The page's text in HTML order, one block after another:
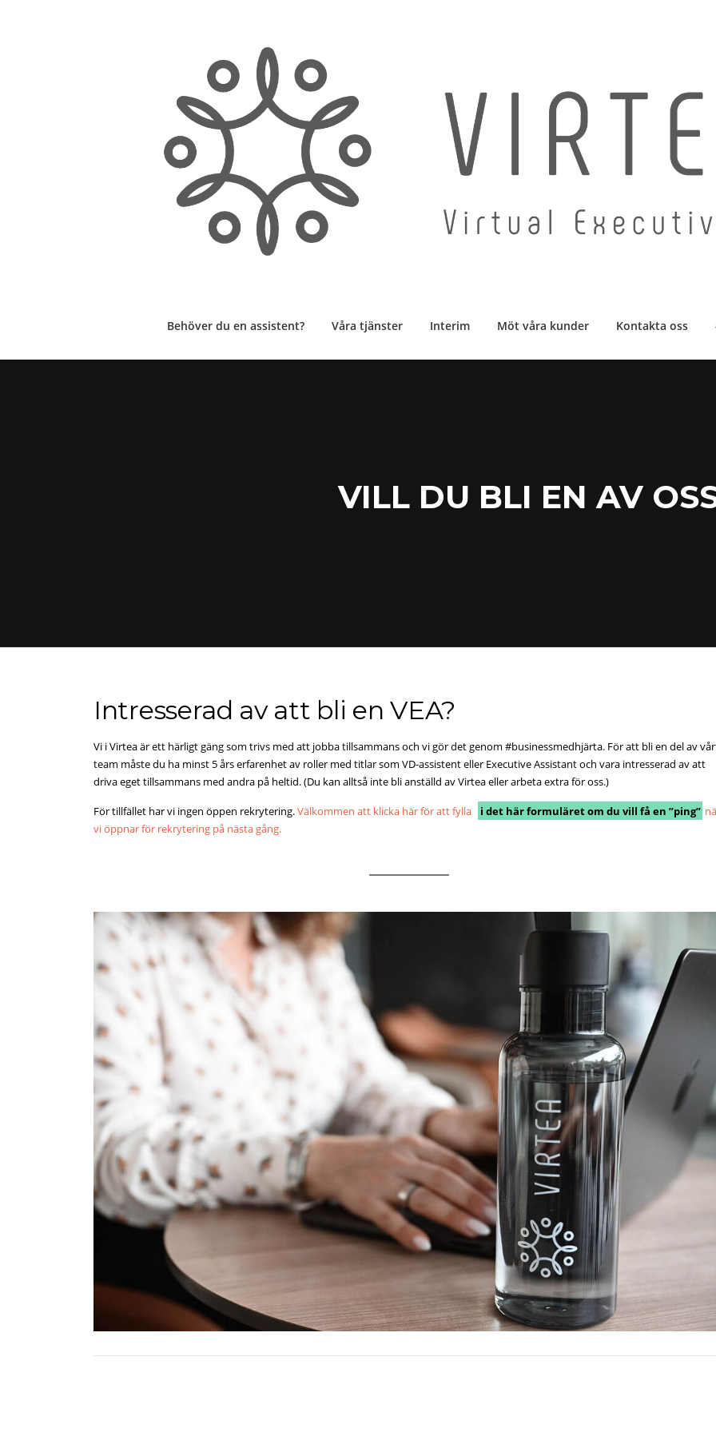
Behöver du en assistent? Våra tjänster Interim Möt våra kunder Kontakta oss
VILL DU BLI EN AV
Intresserad av att bli en VEA?
Vi i Virtea är ett härligt gäng som trivs med att jobba tillsammans och vi gör det genom #businessmedhjärta. För att bli en del av
team måste du ha minst 5 års erfarenhet av roller med titlar som VD-assistent eller Executive Assistant och vara intresserad av att
driva eget tillsammans med andra på heltid. (Du kan alltså inte bli anställd av Virtea eller arbeta extra för oss.)
För tillfället har vi ingen öppen rekrytering.Välkommen att klicka här för att fylla i det här formuläret om du vill få en ”ping”
vi öppnar för rekrytering på nästa gång.